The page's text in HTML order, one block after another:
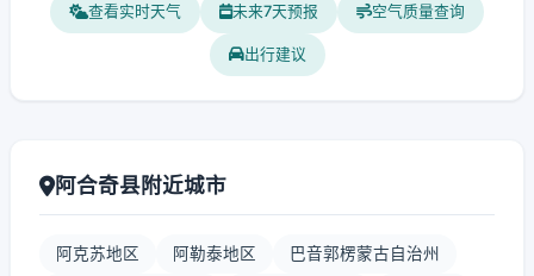
查看实时天气 未来7天预报 空气质量查询
出行建议
阿合奇县附近城市
阿克苏地区 阿勒泰地区 巴音郭楞蒙古自治州